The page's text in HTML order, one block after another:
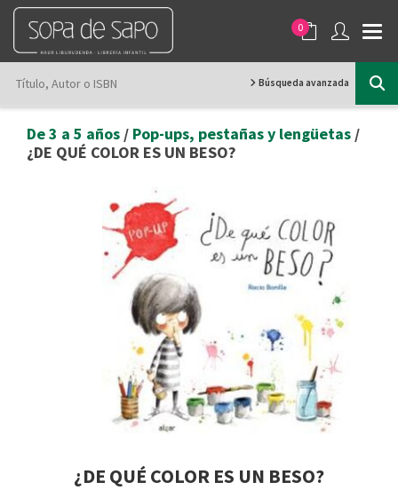
0
Búsqueda avanzada
De 3 a 5 años / Pop-ups, pestañas y lengüetas /
¿DE QUÉ COLOR ES UN BESO?
¿DE QUÉ COLOR ES UN BESO?